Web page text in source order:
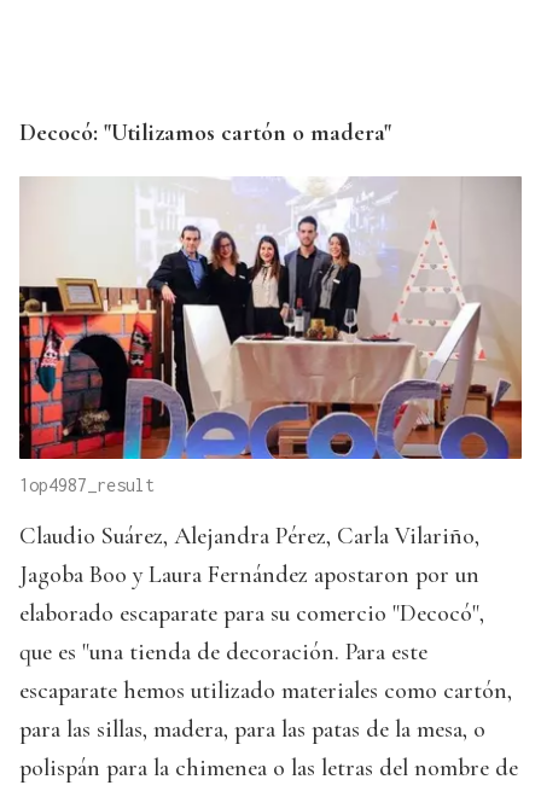
Decocó: "Utilizamos cartón o madera"
1op4987_result
Claudio Suárez, Alejandra Pérez, Carla Vilariño,
Jagoba Boo y Laura Fernández apostaron por un
elaborado escaparate para su comercio "Decocó",
que es "una tienda de decoración. Para este
escaparate hemos utilizado materiales como cartón,
para las sillas, madera, para las patas de la mesa, o
polispán para la chimenea o las letras del nombre de